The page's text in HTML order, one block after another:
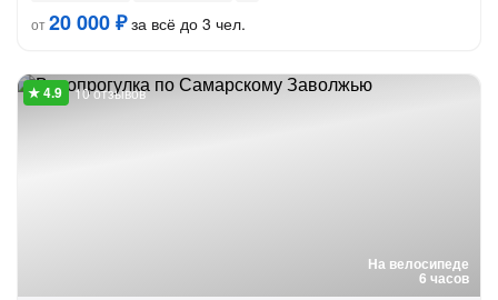
от20 000 ₽за всё до 3 чел.
На велосипеде
6 часов
10 отзывов